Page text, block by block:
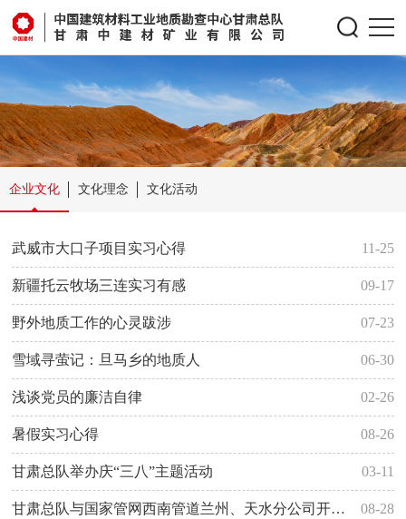
企业文化 文化理念 文化活动
11-25
武威市大口子项目实习心得
09-17
新疆托云牧场三连实习有感
07-23
野外地质工作的心灵跋涉
06-30
雪域寻萤记：旦马乡的地质人
02-26
浅谈党员的廉洁自律
08-26
暑假实习心得
03-11
甘肃总队举办庆“三八”主题活动
08-28
甘肃总队与国家管网西南管道兰州、天水分公司开展青年员工联谊活动